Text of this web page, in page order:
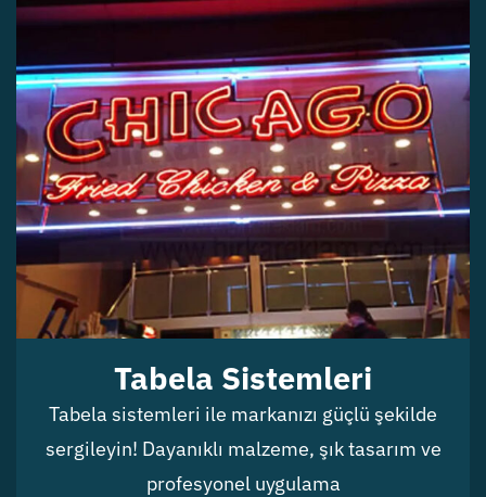
Tabela Sistemleri
Tabela sistemleri ile markanızı güçlü şekilde
sergileyin! Dayanıklı malzeme, şık tasarım ve
profesyonel uygulama